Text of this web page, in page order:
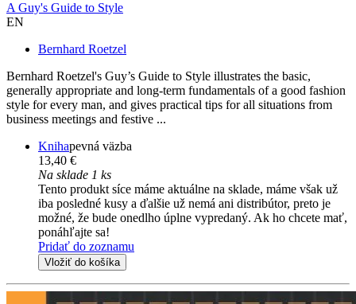
A Guy's Guide to Style
EN
Bernhard Roetzel
Bernhard Roetzel's Guy’s Guide to Style illustrates the basic,
generally appropriate and long-term fundamentals of a good fashion
style for every man, and gives practical tips for all situations from
business meetings and festive ...
Knihapevná väzba
13,40 €
Na sklade 1 ks
Tento produkt síce máme aktuálne na sklade, máme však už
iba posledné kusy a ďalšie už nemá ani distribútor, preto je
možné, že bude onedlho úplne vypredaný. Ak ho chcete mať,
ponáhľajte sa!
Pridať do zoznamu
Vložiť do košíka